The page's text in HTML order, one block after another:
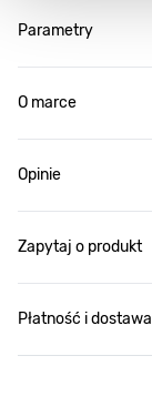
Parametry
O marce
Opinie
Zapytaj o produkt
Płatność i dostawa